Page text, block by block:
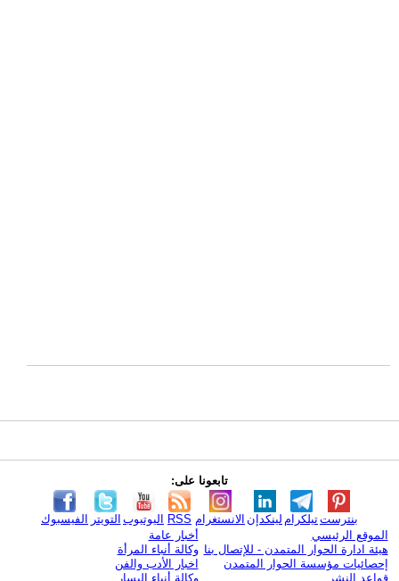
تابعونا على:
الفيسبوك التويتر اليوتيوب RSS الانستغرام لينكدإن تيلكرامبنترست
الموقع الرئيسي
هيئة ادارة الحوار المتمدن - للإتصال بنا
إحصائيات مؤسسة الحوار المتمدن
قواعد النشر
أخبار عامة
وكالة أنباء المرأة
اخبار الأدب والفن
وكالة أنباء اليسار